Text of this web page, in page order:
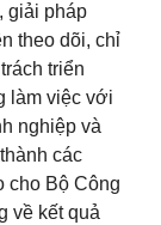
giải pháp
theo dõi, chỉ
triển
làm việc với
nghiệp và
các
cho Bộ Công
về kết quả